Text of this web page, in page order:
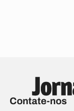
Contate-nos